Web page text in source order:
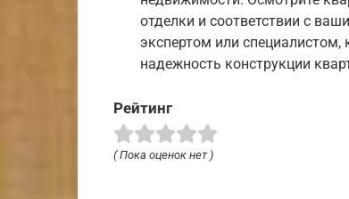
отделки и соответствии с
экспертом или специалистом,
надежность конструкции
Рейтинг
( Пока оценок нет )